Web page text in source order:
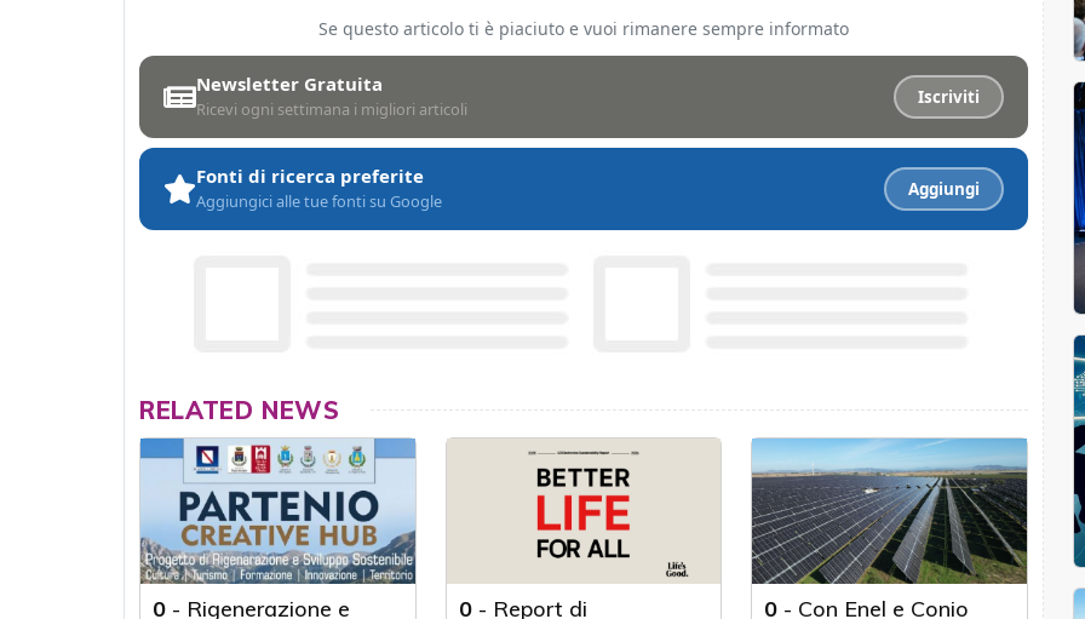
Se questo articolo ti è piaciuto e vuoi rimanere sempre informato
Newsletter Gratuita
Ricevi ogni settimana i migliori articoli
Iscriviti
Fonti di ricerca preferite
Aggiungici alle tue fonti su Google
Aggiungi
RELATED NEWS
0 - Rigenerazione e
0- Report di
0 - Con Enel e Conio